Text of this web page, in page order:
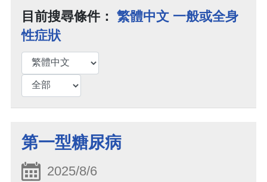
目前搜尋條件： 繁體中文 一般或全身
性症狀
第一型糖尿病
2025/8/6